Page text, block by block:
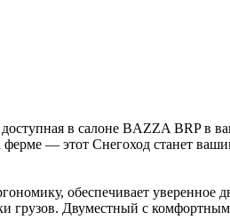
в салоне BAZZA BRP в
ферме — этот Снегоход станет
обеспечивает уверенное
грузов. Двуместный с